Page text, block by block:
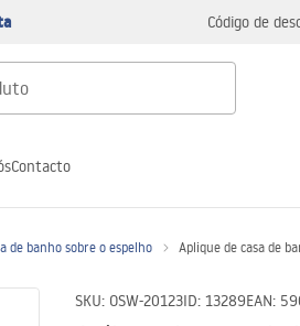
Código de
Contacto
de banho sobre o espelho Aplique de casa de
SKU: OSW-20123ID: 13289EAN: